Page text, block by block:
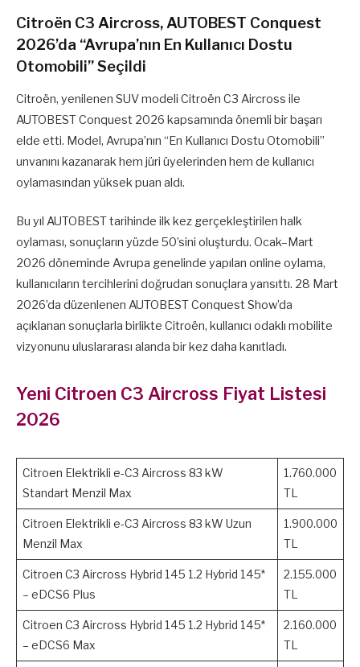
Citroën C3 Aircross, AUTOBEST Conquest
2026’da “Avrupa’nın En Kullanıcı Dostu
Otomobili” Seçildi
Citroën, yenilenen SUV modeli Citroën C3 Aircross ile
AUTOBEST Conquest 2026 kapsamında önemli bir başarı
elde etti. Model, Avrupa’nın “En Kullanıcı Dostu Otomobili”
unvanını kazanarak hem jüri üyelerinden hem de kullanıcı
oylamasından yüksek puan aldı.
Bu yıl AUTOBEST tarihinde ilk kez gerçekleştirilen halk
oylaması, sonuçların yüzde 50’sini oluşturdu. Ocak–Mart
2026 döneminde Avrupa genelinde yapılan online oylama,
kullanıcıların tercihlerini doğrudan sonuçlara yansıttı. 28 Mart
2026’da düzenlenen AUTOBEST Conquest Show’da
açıklanan sonuçlarla birlikte Citroën, kullanıcı odaklı mobilite
vizyonunu uluslararası alanda bir kez daha kanıtladı.
Yeni Citroen C3 Aircross Fiyat Listesi
2026
Citroen Elektrikli e-C3 Aircross 83 kW
Standart Menzil Max
1.760.000
TL
Citroen Elektrikli e-C3 Aircross 83 kW Uzun
Menzil Max
1.900.000
TL
Citroen C3 Aircross Hybrid 145 1.2 Hybrid 145*
– eDCS6 Plus
2.155.000
TL
Citroen C3 Aircross Hybrid 145 1.2 Hybrid 145*
– eDCS6 Max
2.160.000
TL